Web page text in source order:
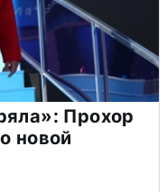
Прохор
новой